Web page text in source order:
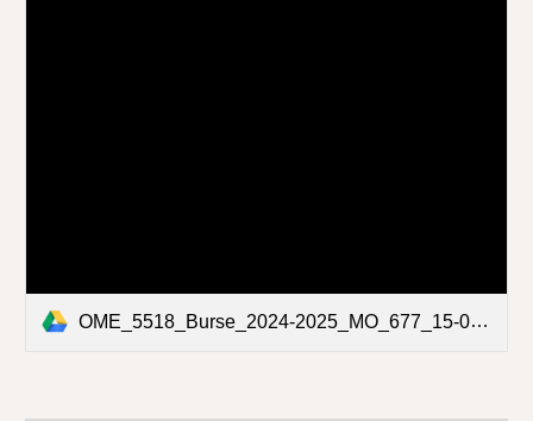
OME_5518_Burse_2024-2025_MO_677_15-07.pdf